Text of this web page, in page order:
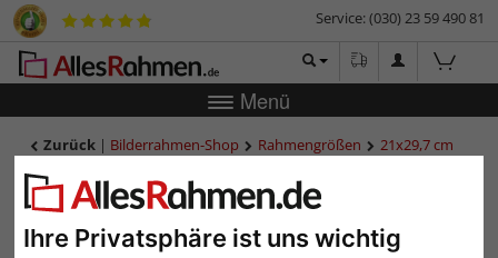
Ihre Privatsphäre ist uns wichtig
Service: (030) 23 59 490 81
Menü
Zurück | Bilderrahmen-Shop Rahmengrößen
21x29,7 cm
Kunststoff-Bilderrahmen
Napoli